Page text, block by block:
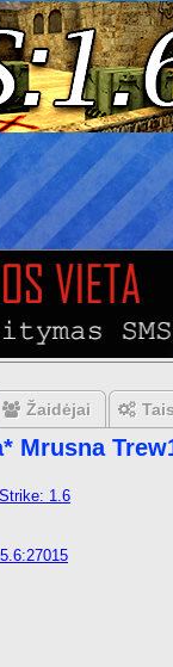
Žaidėjai
Mrusna
1.6